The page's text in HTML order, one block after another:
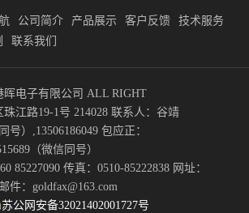
公司简介 产品展示 客户反馈
技术服务
联系我们
晖电子有限公司 ALL RIGHT
江路19-1号 214028 联系人：谷靖
号）,13506186049 包应正：
（微信同号）
85227090 传真：0510-85222838 网址：
件：goldfax@163.com
苏公网安备32021402001727号